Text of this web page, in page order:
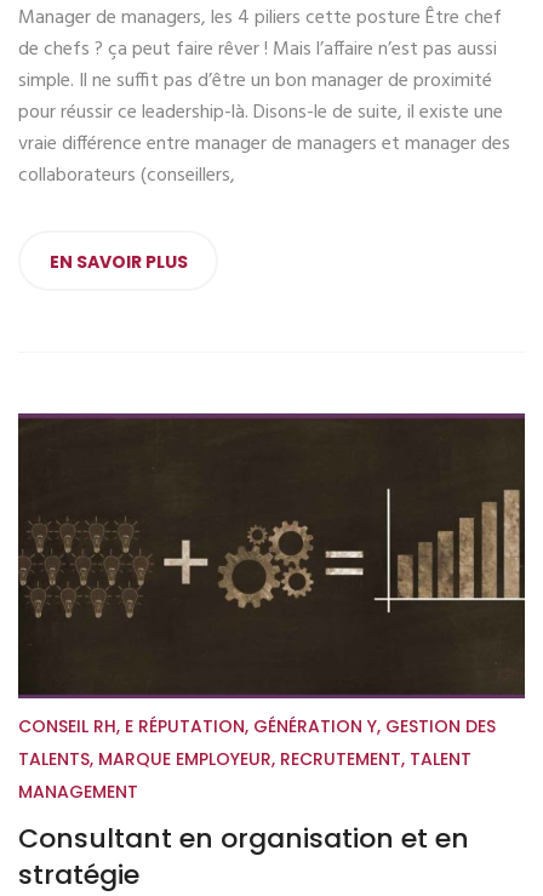
Manager de managers, les 4 piliers cette posture Être chef
de chefs ? ça peut faire rêver ! Mais l’affaire n’est pas aussi
simple. Il ne suffit pas d’être un bon manager de proximité
pour réussir ce leadership-là. Disons-le de suite, il existe une
vraie différence entre manager de managers et manager des
collaborateurs (conseillers,
EN SAVOIR PLUS
CONSEIL RH, E RÉPUTATION, GÉNÉRATION Y, GESTION DES
TALENTS, MARQUE EMPLOYEUR, RECRUTEMENT, TALENT
MANAGEMENT
Consultant en organisation et en
stratégie